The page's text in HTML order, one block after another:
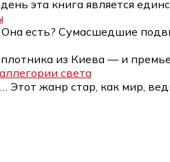
эта книга является
есть? Сумасшедшие
из Киева — и
света
Этот жанр стар, как мир,